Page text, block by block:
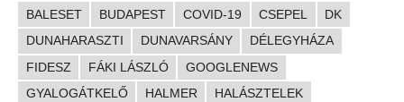
BALESET BUDAPEST COVID-19 CSEPEL
DK
DUNAHARASZTI
DUNAVARSÁNY
DÉLEGYHÁZA
FIDESZ
FÁKI LÁSZLÓ
GOOGLENEWS
GYALOGÁTKELŐ
HALMER
HALÁSZTELEK